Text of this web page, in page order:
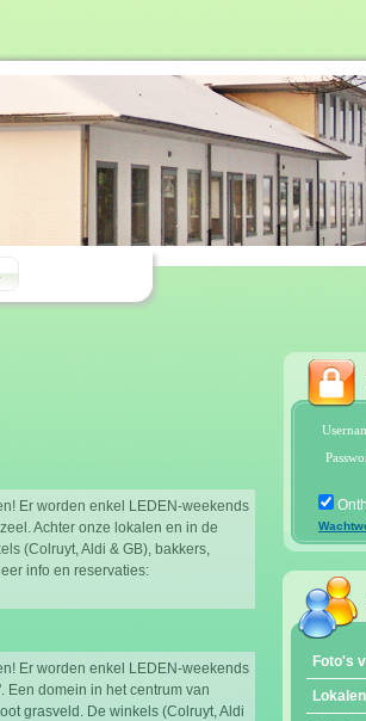
Er worden enkel LEDEN-weekends
Achter onze lokalen en in de
(Colruyt, Aldi & GB), bakkers,
info en reservaties:
Er worden enkel LEDEN-weekends
Een domein in het centrum van
grasveld. De winkels (Colruyt, Aldi
Foto's